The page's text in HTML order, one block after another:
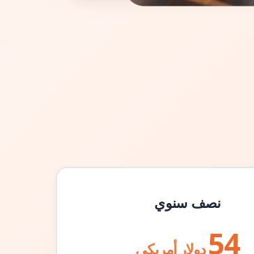
نصف سنوي
54 دولار أمريكي